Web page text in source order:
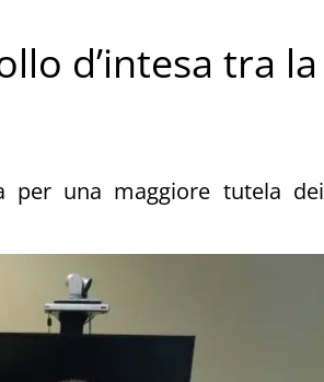
d’intesa tra la
per una maggiore tutela dei